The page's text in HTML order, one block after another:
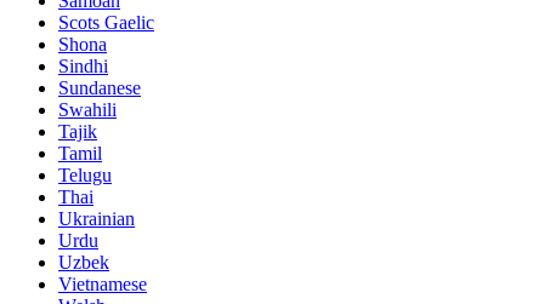
Scots Gaelic
Shona
Sindhi
Sundanese
Swahili
Tajik
Tamil
Telugu
Thai
Ukrainian
Urdu
Uzbek
Vietnamese